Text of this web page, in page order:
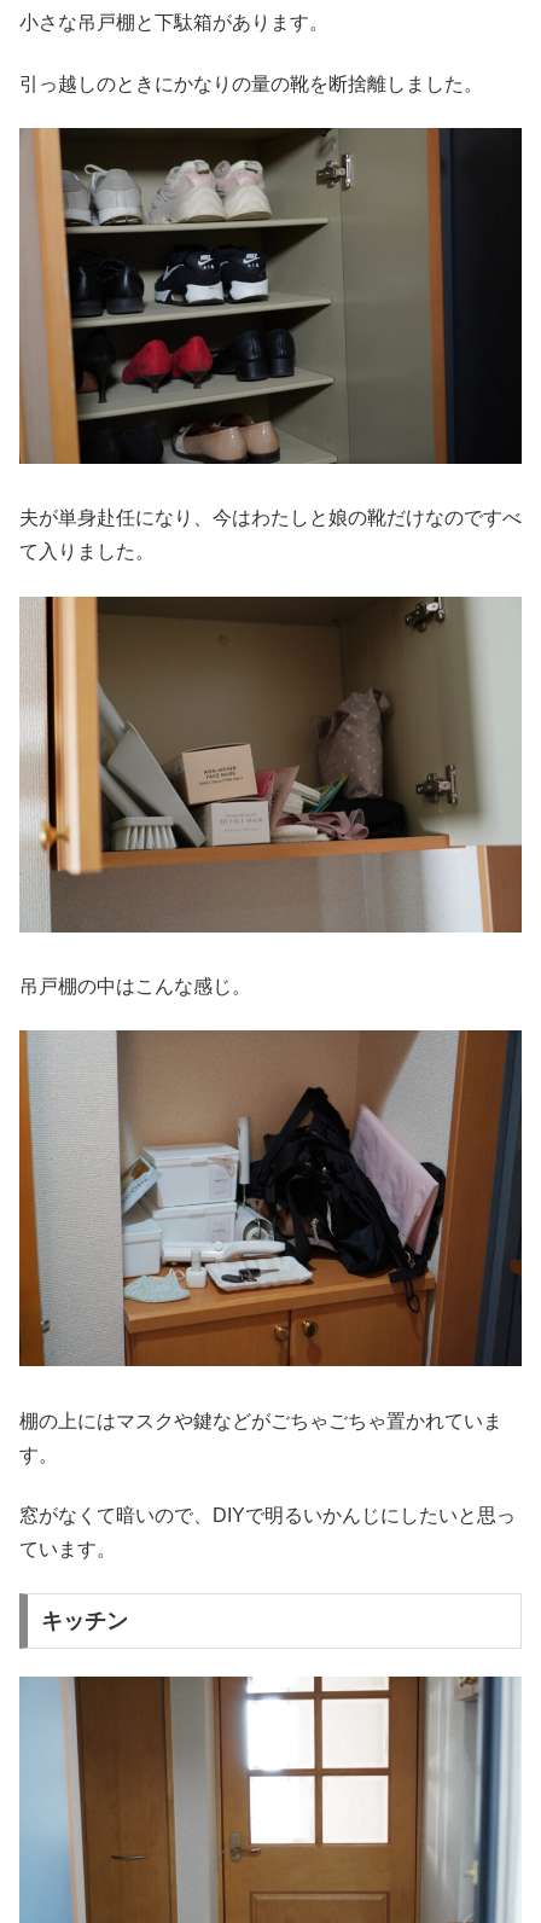
小さな吊戸棚と下駄箱があります。
引っ越しのときにかなりの量の靴を断捨離しました。
夫が単身赴任になり、今はわたしと娘の靴だけなのですべ
て入りました。
吊戸棚の中はこんな感じ。
棚の上にはマスクや鍵などがごちゃごちゃ置かれていま
す。
窓がなくて暗いので、DIYで明るいかんじにしたいと思っ
ています。
キッチン